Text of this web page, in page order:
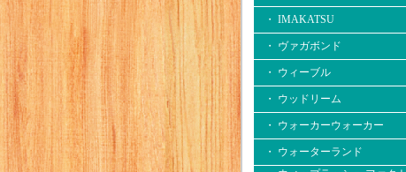
・ IMAKATSU
・ ヴァガボンド
・ ウィーブル
・ ウッドリーム
・ ウォーカーウォーカー
・ ウォーターランド